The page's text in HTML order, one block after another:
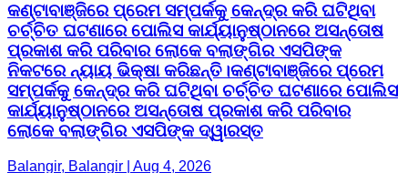
କଣ୍ଟାବାଞ୍ଜିରେ ପ୍ରେମ ସମ୍ପର୍କକୁ କେନ୍ଦ୍ର କରି ଘଟିଥିବା
ଚର୍ଚ୍ଚିତ ଘଟଣାରେ ପୋଲିସ କାର୍ଯ୍ୟାନୁଷ୍ଠାନରେ ଅସନ୍ତୋଷ
ପ୍ରକାଶ କରି ପରିବାର ଲୋକେ ବଲାଙ୍ଗିର ଏସପିଙ୍କ
ନିକଟରେ ନ୍ୟାୟ ଭିକ୍ଷା କରିଛନ୍ତି।କଣ୍ଟାବାଞ୍ଜିରେ ପ୍ରେମ
ସମ୍ପର୍କକୁ କେନ୍ଦ୍ର କରି ଘଟିଥିବା ଚର୍ଚ୍ଚିତ ଘଟଣାରେ ପୋଲିସ
କାର୍ଯ୍ୟାନୁଷ୍ଠାନରେ ଅସନ୍ତୋଷ ପ୍ରକାଶ କରି ପରିବାର
ଲୋକେ ବଲାଙ୍ଗିର ଏସପିଙ୍କ ଦ୍ୱାରସ୍ତ
Balangir, Balangir | Aug 4, 2026